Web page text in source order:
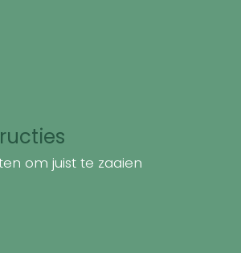
om juist te zaaien